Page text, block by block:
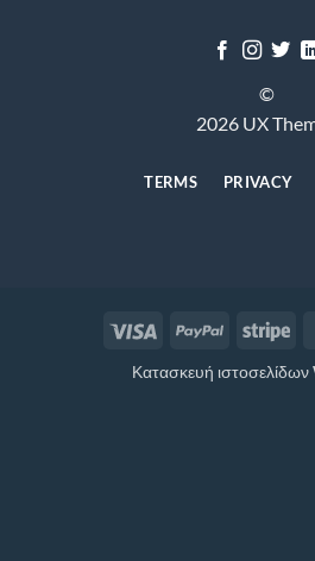
©
2026 UX
TERMS PRIVACY
Visa PayPal
Κατασκευή ιστοσελίδων